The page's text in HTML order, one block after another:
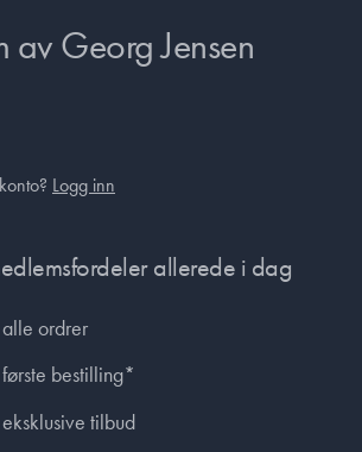
av Georg Jensen
Logg inn
allerede i dag
ordrer
bestilling*
tilbud